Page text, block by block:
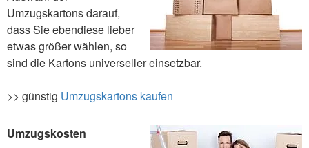
Umzugskartons darauf,
dass Sie ebendiese lieber
etwas größer wählen, so
sind die Kartons universeller einsetzbar.
>> günstig Umzugskartons kaufen
Umzugskosten